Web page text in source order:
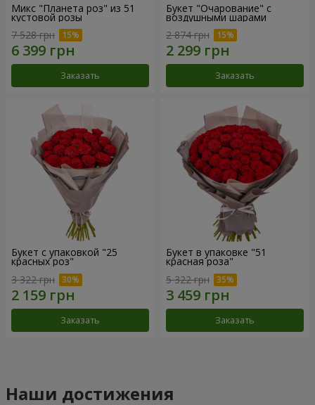
Микс "Планета роз" из 51
кустовой розы
7 528 грн
Заказать
Букет "Очарование" с
воздушными шарами
2 874 грн
Заказать
Букет с упаковкой "25
красных роз"
3 322 грн
Заказать
Букет в упаковке "51
красная роза"
5 322 грн
Заказать
Наши достижения